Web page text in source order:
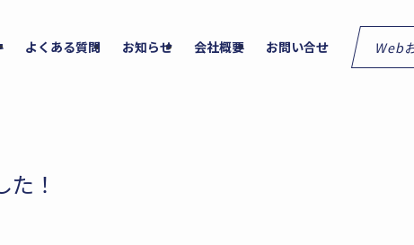
よくある質問 お知らせ 会社概要 お問い合せ Web
！